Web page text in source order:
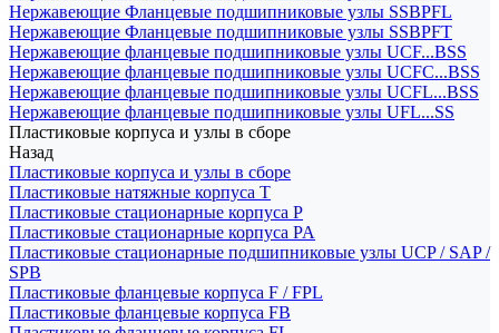
Нержавеющие Фланцевые подшипниковые узлы SSBPFL
Нержавеющие Фланцевые подшипниковые узлы SSBPFT
Нержавеющие фланцевые подшипниковые узлы UCF...BSS
Нержавеющие фланцевые подшипниковые узлы UCFC...BSS
Нержавеющие фланцевые подшипниковые узлы UCFL...BSS
Нержавеющие фланцевые подшипниковые узлы UFL...SS
Пластиковые корпуса и узлы в сборе
Назад
Пластиковые корпуса и узлы в сборе
Пластиковые натяжные корпуса T
Пластиковые стационарные корпуса P
Пластиковые стационарные корпуса PA
Пластиковые стационарные подшипниковые узлы UCP / SAP /
SPB
Пластиковые фланцевые корпуса F / FPL
Пластиковые фланцевые корпуса FB